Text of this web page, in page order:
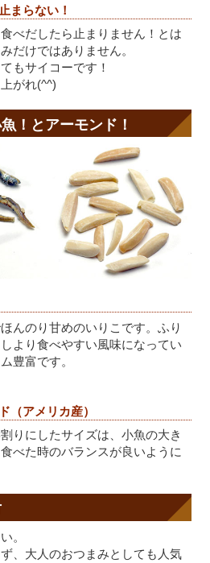
まらない！
べだしたら止まりません！とは
だけではありません。
もサイコーです！
がれ(^^)
！とアーモンド！
んのり甘めのいりこです。ふり
より食べやすい風味になってい
豊富です。
（アメリカ産）
りにしたサイズは、小魚の大き
べた時のバランスが良いように
。
、大人のおつまみとしても人気